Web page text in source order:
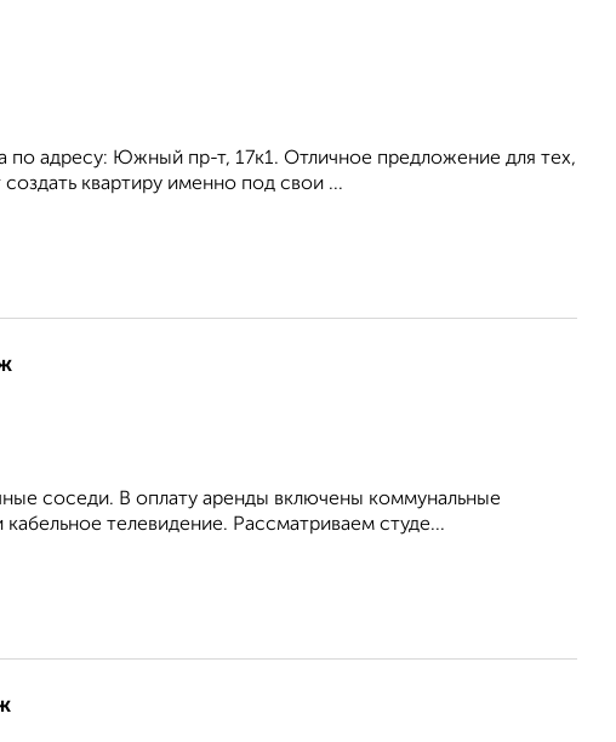
адресу: Южный пр-т, 17к1. Отличное предложение для тех,
квартиру именно под свои ...
соседи. В оплату аренды включены коммунальные
телевидение. Рассматриваем студе...